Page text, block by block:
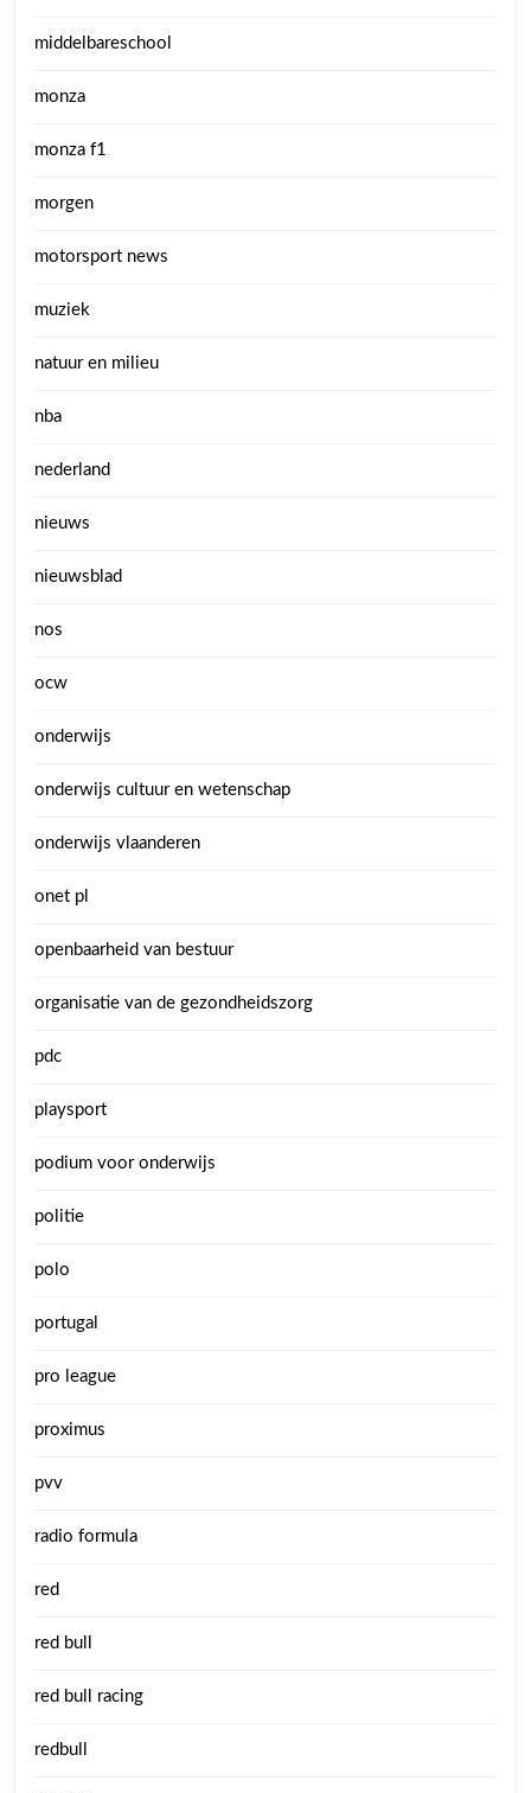
middelbareschool
monza
monza f1
morgen
motorsport news
muziek
natuur en milieu
nba
nederland
nieuws
nieuwsblad
nos
ocw
onderwijs
onderwijs cultuur en wetenschap
onderwijs vlaanderen
onet pl
openbaarheid van bestuur
organisatie van de gezondheidszorg
pdc
playsport
podium voor onderwijs
politie
polo
portugal
pro league
proximus
pvv
radio formula
red
red bull
red bull racing
redbull